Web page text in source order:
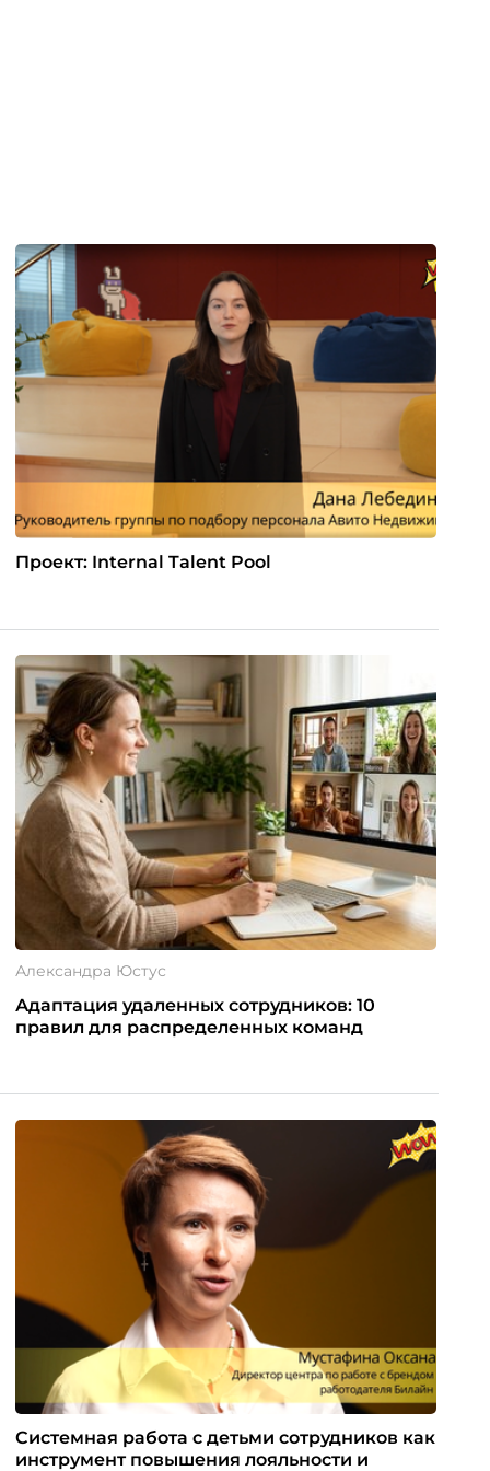
Проект: Internal Talent Pool
Александра Юстус
Адаптация удаленных сотрудников: 10
правил для распределенных команд
Системная работа с детьми сотрудников как
инструмент повышения лояльности и